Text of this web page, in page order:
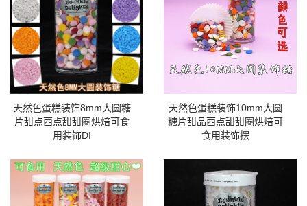
天然色蛋糕装饰8mm大圆糖
片甜点西点甜甜圈烘焙可食
用装饰DI
天然色蛋糕装饰10mm大圆
糖片甜品西点甜甜圈烘焙可
食用装饰摆